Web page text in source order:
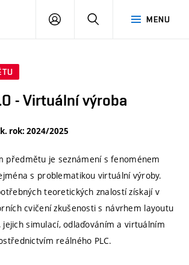
MENU
PŘIHLÁSIT
- Virtuální výroba
rok: 2024/2025
předmětu je seznámení s fenoménem
s problematikou virtuální výroby.
teoretických znalostí získají v
cvičení zkušenosti s návrhem layoutu
jejich simulací, odlaďováním a virtuálním
reálného PLC.